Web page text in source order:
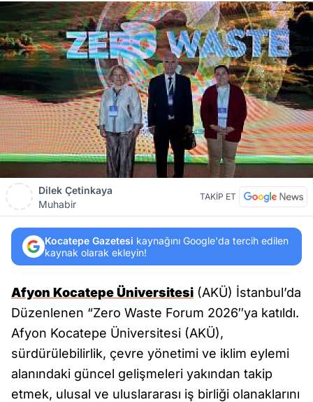
Dilek Çetinkaya
Muhabir
TAKİP ET
Kocatepe Gazetesi kaynağını Google'da tercih edilen
kaynak olarak ekleyin!
Afyon Kocatepe Üniversitesi (AKÜ) İstanbul’da
Düzenlenen “Zero Waste Forum 2026″ya katıldı.
Afyon Kocatepe Üniversitesi (AKÜ),
sürdürülebilirlik, çevre yönetimi ve iklim eylemi
alanındaki güncel gelişmeleri yakından takip
etmek, ulusal ve uluslararası iş birliği olanaklarını